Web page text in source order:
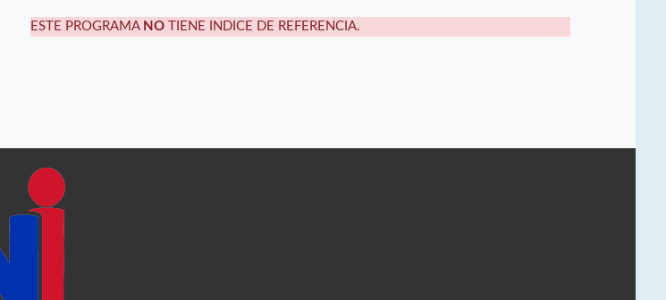
ESTE PROGRAMA NO TIENE INDICE DE REFERENCIA.